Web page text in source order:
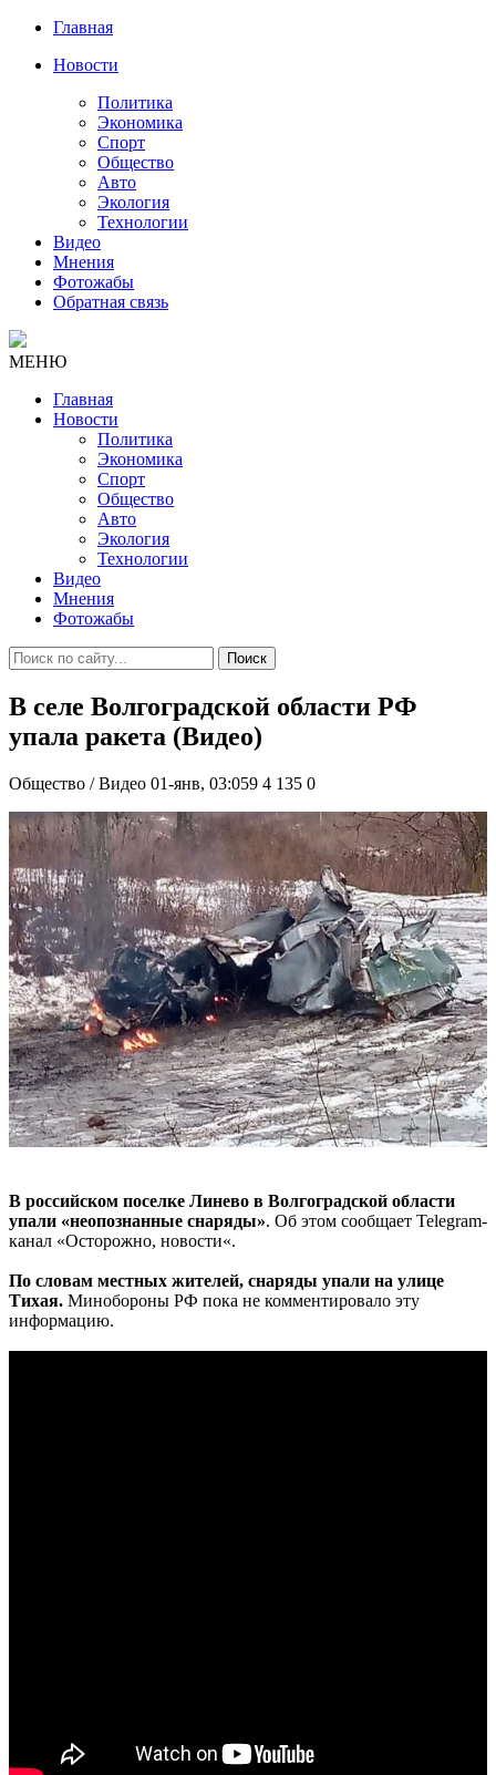
Главная
Новости
Политика
Экономика
Спорт
Общество
Авто
Экология
Технологии
Видео
Мнения
Фотожабы
Обратная связь
МЕНЮ
Главная
Новости
Политика
Экономика
Спорт
Общество
Авто
Экология
Технологии
Видео
Мнения
Фотожабы
Поиск
В селе Волгоградской области РФ
упала ракета (Видео)
Общество / Видео 01-янв, 03:059 4 135 0
В российском поселке Линево в Волгоградской области
упали «неопознанные снаряды». Об этом сообщает Telegram-
канал «Осторожно, новости«.
По словам местных жителей, снаряды упали на улице
Тихая. Минобороны РФ пока не комментировало эту
информацию.